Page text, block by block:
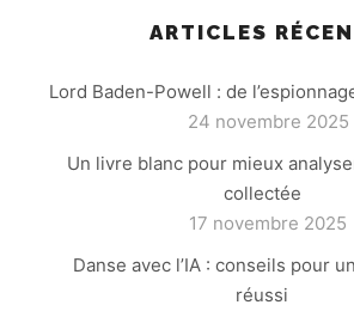
ARTICLES
Lord Baden-Powell : de
24 novembre 2025
Un livre blanc pour mieux
collectée
17 novembre 2025
Danse avec l’IA : conseils pour
réussi